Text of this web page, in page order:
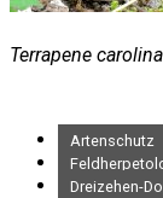
Terrapene
Artenschutz
Dreizehen-